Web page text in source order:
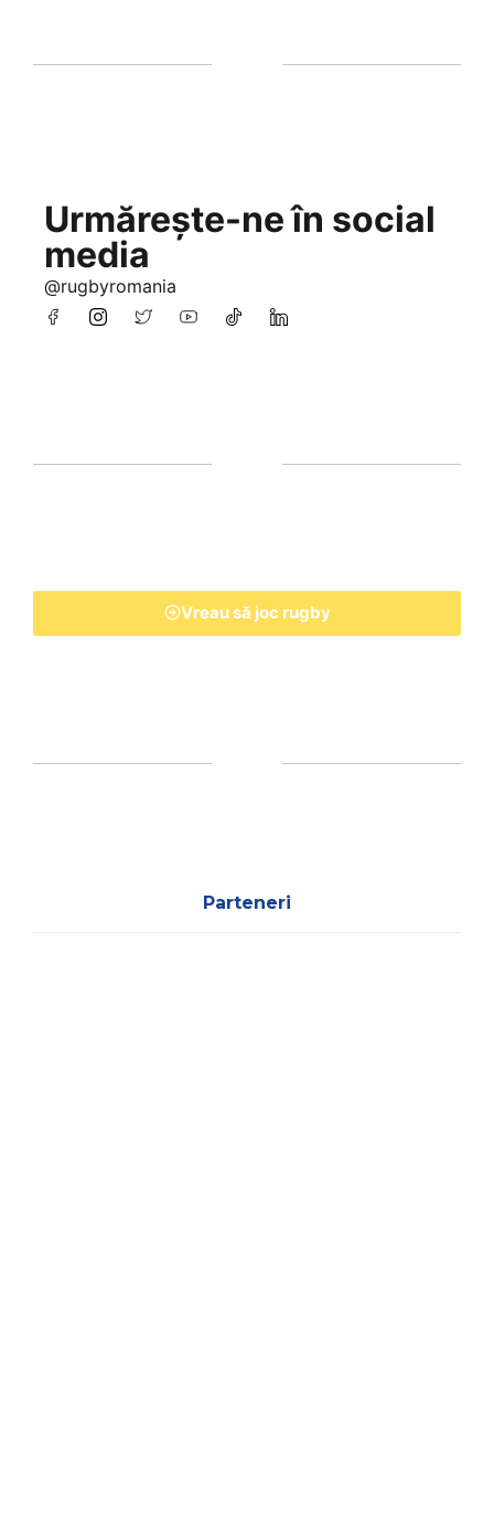
Urmărește-ne în social
media
@rugbyromania
Vreau să joc rugby
Parteneri